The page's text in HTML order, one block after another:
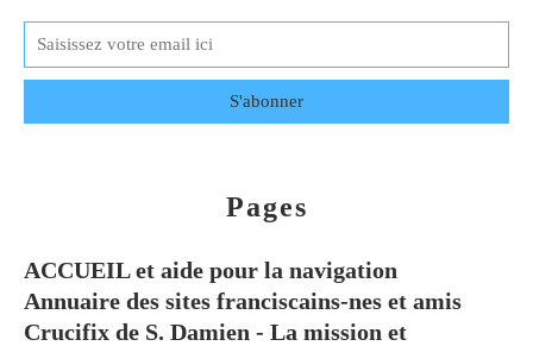
Pages
ACCUEIL et aide pour la navigation
Annuaire des sites franciscains-nes et amis
Crucifix de S. Damien - La mission et